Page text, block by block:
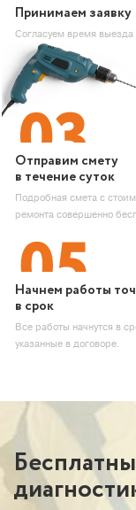
Принимаем заявку
Согласуем время выезда
Отправим смету
в течение суток
Подробная смета с
ремонта совершенно
Начнем работы
в срок
Все работы начнутся в
указанные в договоре.